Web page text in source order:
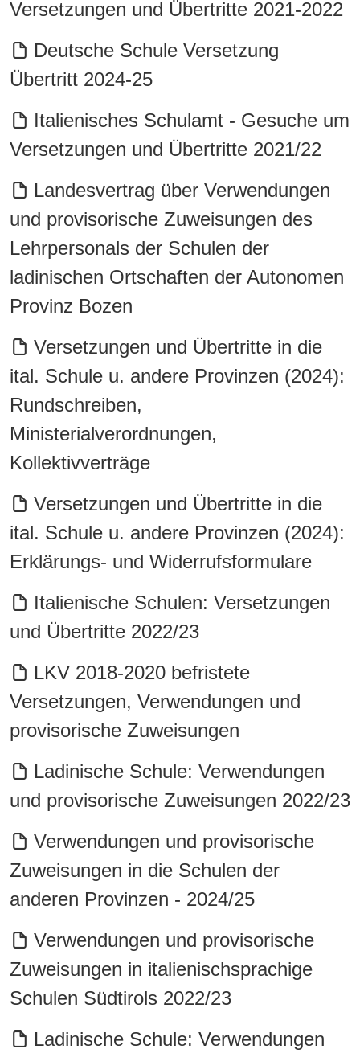
Versetzungen und Übertritte 2021-2022
Deutsche Schule Versetzung
Übertritt 2024-25
Italienisches Schulamt - Gesuche um
Versetzungen und Übertritte 2021/22
Landesvertrag über Verwendungen
und provisorische Zuweisungen des
Lehrpersonals der Schulen der
ladinischen Ortschaften der Autonomen
Provinz Bozen
Versetzungen und Übertritte in die
ital. Schule u. andere Provinzen (2024):
Rundschreiben,
Ministerialverordnungen,
Kollektivverträge
Versetzungen und Übertritte in die
ital. Schule u. andere Provinzen (2024):
Erklärungs- und Widerrufsformulare
Italienische Schulen: Versetzungen
und Übertritte 2022/23
LKV 2018-2020 befristete
Versetzungen, Verwendungen und
provisorische Zuweisungen
Ladinische Schule: Verwendungen
und provisorische Zuweisungen 2022/23
Verwendungen und provisorische
Zuweisungen in die Schulen der
anderen Provinzen - 2024/25
Verwendungen und provisorische
Zuweisungen in italienischsprachige
Schulen Südtirols 2022/23
Ladinische Schule: Verwendungen